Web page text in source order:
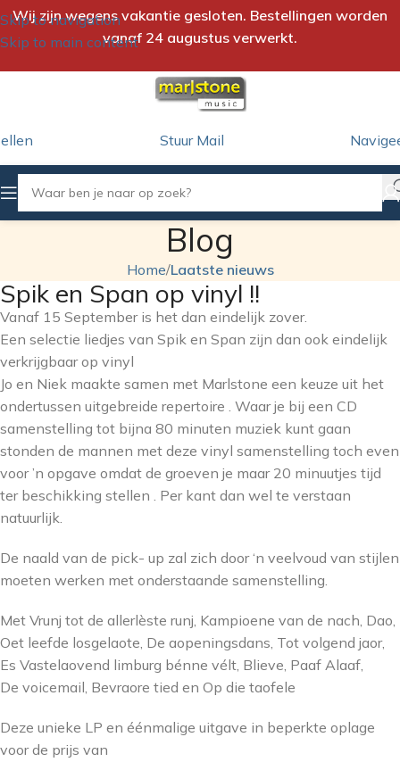
Skip to navigation
Skip to main content
Wij zijn wegens vakantie gesloten. Bestellingen worden
vanaf 24 augustus verwerkt.
Stuur Mail
Blog
Home/Laatste nieuws
Spik en Span op vinyl !!
Vanaf 15 September is het dan eindelijk zover.
Een selectie liedjes van Spik en Span zijn dan ook eindelijk
verkrijgbaar op vinyl
Jo en Niek maakte samen met Marlstone een keuze uit het
ondertussen uitgebreide repertoire . Waar je bij een CD
samenstelling tot bijna 80 minuten muziek kunt gaan
stonden de mannen met deze vinyl samenstelling toch even
voor ’n opgave omdat de groeven je maar 20 minuutjes tijd
ter beschikking stellen . Per kant dan wel te verstaan
natuurlijk.
De naald van de pick- up zal zich door ‘n veelvoud van stijlen
moeten werken met onderstaande samenstelling.
Met Vrunj tot de allerlèste runj, Kampioene van de nach, Dao,
Oet leefde losgelaote, De aopeningsdans, Tot volgend jaor,
Es Vastelaovend limburg bénne vélt, Blieve, Paaf Alaaf,
De voicemail, Bevraore tied en Op die taofele
Deze unieke LP en éénmalige uitgave in beperkte oplage
voor de prijs van